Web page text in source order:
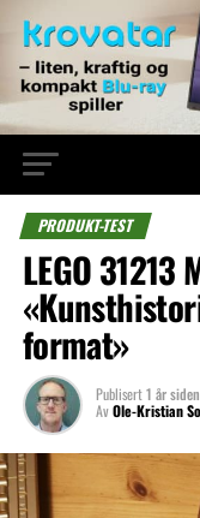
PRODUKT-TEST
LEGO 31213
format»
Publisert1 år siden
AvOle-Kristian